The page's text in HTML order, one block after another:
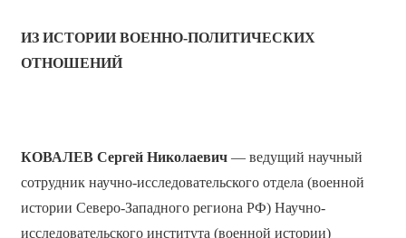
ИЗ ИСТОРИИ ВОЕННО-ПОЛИТИЧЕСКИХ
ОТНОШЕНИЙ
КОВАЛЕВСергей Николаевич— ведущий научный
сотрудник научно-исследовательского отдела (военной
истории Северо-Западного региона РФ) Научно-
исследовательского института (военной истории)